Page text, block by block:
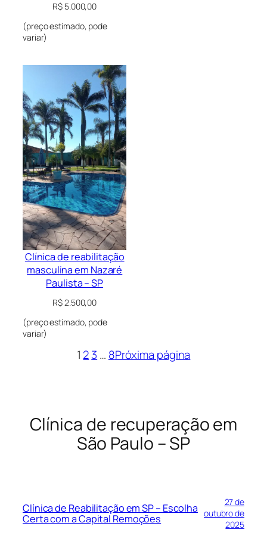
R$ 5.000,00
(preço estimado, pode
variar)
Clínica de reabilitação
masculina em Nazaré
Paulista – SP
R$2.500,00
(preço estimado, pode
variar)
1 23 … 8Próxima página
Clínica de recuperação em
São Paulo – SP
Clínica de Reabilitação em SP – Escolha
Certa com a Capital Remoções
27 de
outubro de
2025